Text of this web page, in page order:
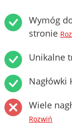
Wymóg
stronie
Unikalne
Nagłówki
Wiele
Rozwiń